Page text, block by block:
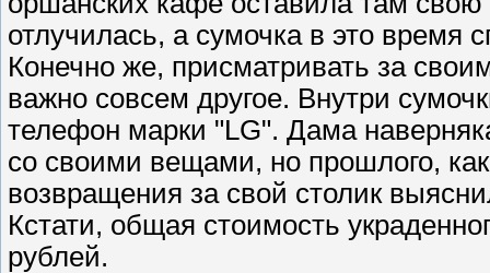
отлучилась, а сумочка в это время
Конечно же, присматривать за
важно совсем другое. Внутри
телефон марки "LG". Дама
со своими вещами, но прошлого,
возвращения за свой столик
Кстати, общая стоимость
рублей.